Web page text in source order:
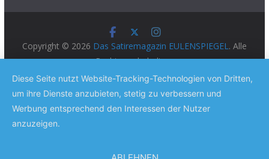
Copyright © 2026 Das Satiremagazin EULENSPIEGEL. Alle
Rechte vorbehalten.
Theme:ColorMag Provon ThemeGrill. Präsentiert von
WordPress.
Diese Seite nutzt Website-Tracking-Technologien von Dritten,
um ihre Dienste anzubieten, stetig zu verbessern und
Werbung entsprechend den Interessen der Nutzer
anzuzeigen.